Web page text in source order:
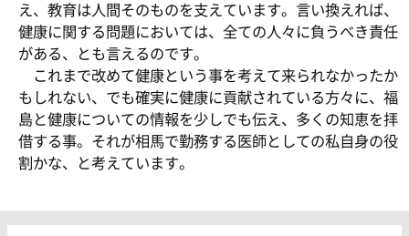
え、教育は人間そのものを支えています。言い換えれば、
健康に関する問題においては、全ての人々に負うべき責任
がある、とも言えるのです。
これまで改めて健康という事を考えて来られなかったか
もしれない、でも確実に健康に貢献されている方々に、福
島と健康についての情報を少しでも伝え、多くの知恵を拝
借する事。それが相馬で勤務する医師としての私自身の役
割かな、と考えています。